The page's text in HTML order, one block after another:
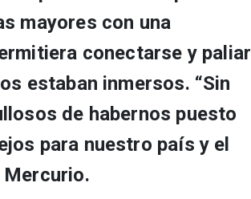
mayores con una
conectarse y paliar
estaban inmersos. “Sin
de habernos puesto
para nuestro país y el
Mercurio.